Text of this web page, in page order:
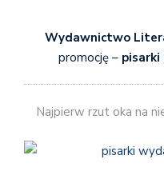
Wydawnictwo
promocję – pisarki
Najpierw rzut oka na